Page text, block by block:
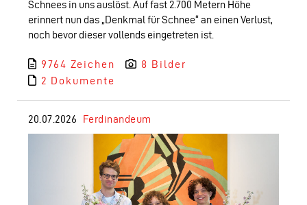
Schnees in uns auslöst. Auf fast 2.700 Metern Höhe
erinnert nun das „Denkmal für Schnee“ an einen Verlust,
noch bevor dieser vollends eingetreten ist.
9764 Zeichen
8 Bilder
2 Dokumente
20.07.2026 Ferdinandeum